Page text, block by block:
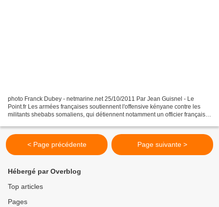
photo Franck Dubey - netmarine.net 25/10/2011 Par Jean Guisnel - Le
Point.fr Les armées françaises soutiennent l'offensive kényane contre les
militants shebabs somaliens, qui détiennent notamment un officier français
< Page précédente Page suivante >
Hébergé par Overblog
Top articles
Pages